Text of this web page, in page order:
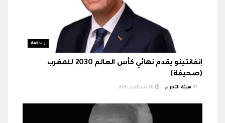
رياضة
إنفانتينو يقدم نهائي كأس العالم 2030 للمغرب
(صحيفة)
BY هيئة التحرير